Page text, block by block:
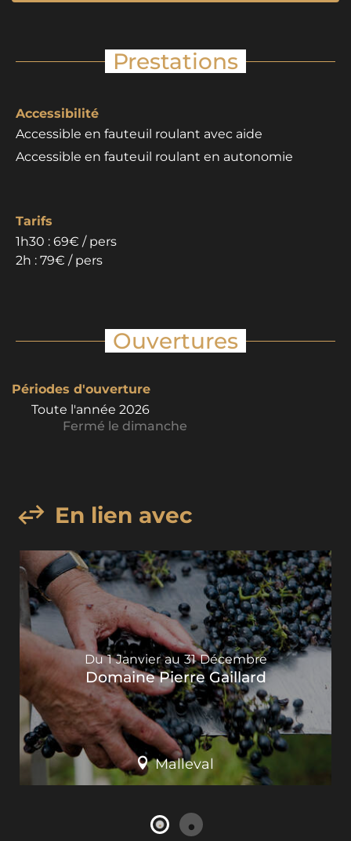
Prestations
Accessibilité
Accessible en fauteuil roulant avec aide
Accessible en fauteuil roulant en autonomie
Tarifs
1h30 : 69€ / pers
2h : 79€ / pers
Ouvertures
Périodes d'ouverture
Toute l'année 2026
Fermé le dimanche
En lien avec
Du 1 Janvier au 31 Décembre
Domaine Pierre Gaillard
Malleval